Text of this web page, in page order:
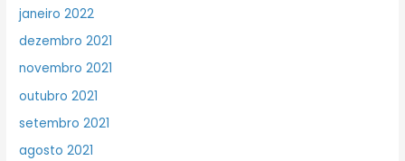
janeiro 2022
dezembro 2021
novembro 2021
outubro 2021
setembro 2021
agosto 2021